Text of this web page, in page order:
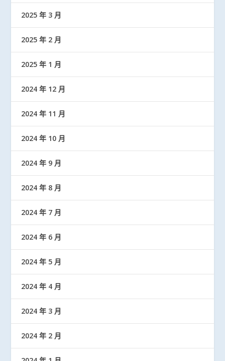
2025 年 3 月
2025 年 2 月
2025 年 1 月
2024 年 12 月
2024 年 11 月
2024 年 10 月
2024 年 9 月
2024 年 8 月
2024 年 7 月
2024 年 6 月
2024 年 5 月
2024 年 4 月
2024 年 3 月
2024 年 2 月